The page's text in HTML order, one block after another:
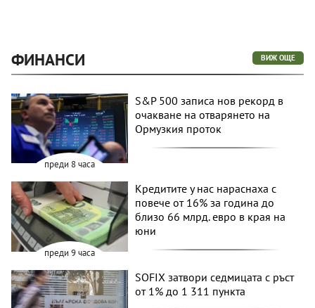
ФИНАНСИ ВИЖ ОЩЕ
преди 8 часа
S&P 500 записа нов рекорд в
очакване на отварянето на
Ормузкия проток
преди 9 часа
Кредитите у нас нараснаха с
повече от 16% за година до
близо 66 млрд. евро в края на
юни
SOFIX затвори седмицата с ръст
от 1% до 1 311 пункта